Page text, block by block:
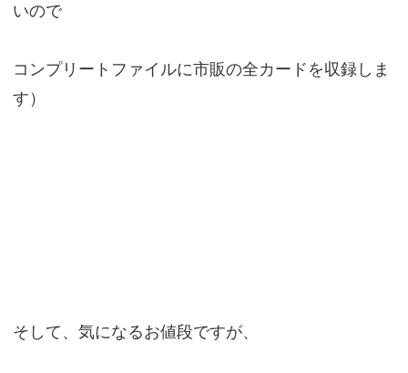
いので
コンプリートファイルに市販の全カードを収録しま
す）
そして、気になるお値段ですが、